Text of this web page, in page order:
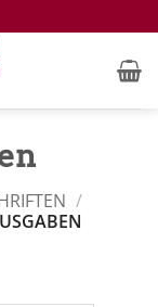
/